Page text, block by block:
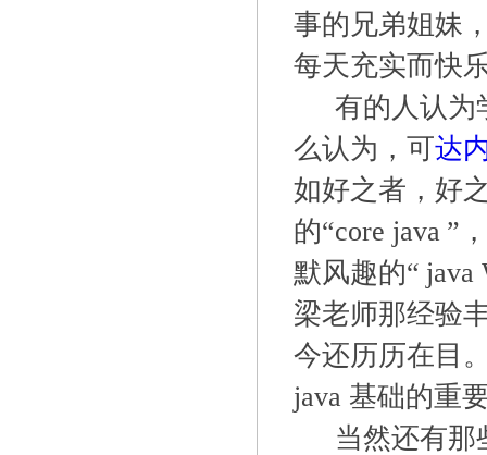
事的兄弟姐妹
每天充实而快
有的人认为
么认为，可达
如好之者，好
的“core java ”
默风趣的“ java
梁老师那经验
今还历历在目
java 基础的重
当然还有那